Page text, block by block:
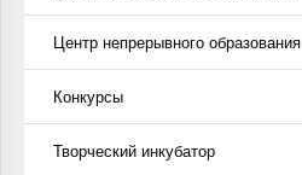
Центр непрерывного образования
Конкурсы
Творческий инкубатор